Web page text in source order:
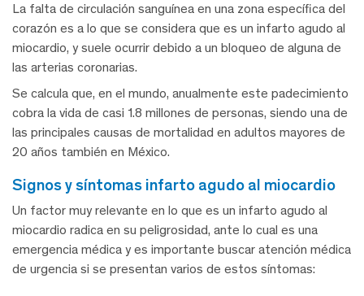
La falta de circulación sanguínea en una zona específica del
corazón es a lo que se considera que es un infarto agudo al
miocardio, y suele ocurrir debido a un bloqueo de alguna de
las arterias coronarias.
Se calcula que, en el mundo, anualmente este padecimiento
cobra la vida de casi 1.8 millones de personas, siendo una de
las principales causas de mortalidad en adultos mayores de
20 años también en México.
signos y síntomas infarto agudo al miocardio
Un factor muy relevante en lo que es un infarto agudo al
miocardio radica en su peligrosidad, ante lo cual es una
emergencia médica y es importante buscar atención médica
de urgencia si se presentan varios de estos síntomas: